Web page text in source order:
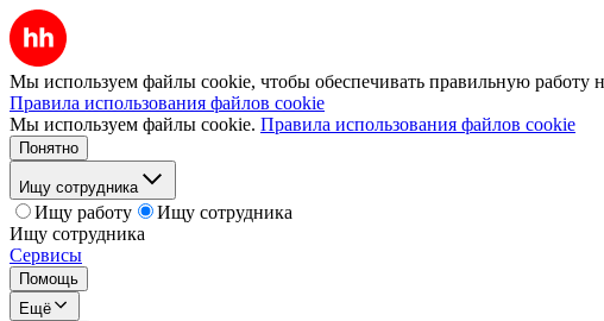
Мы используем файлы cookie, чтобы обеспечивать правильную работу
Правила использования файлов cookie
Мы используем файлы cookie. Правила использования файлов cookie
Понятно
Ищу сотрудника
Ищу работу
Ищу сотрудника
Ищу сотрудника
Сервисы
Помощь
Ещё